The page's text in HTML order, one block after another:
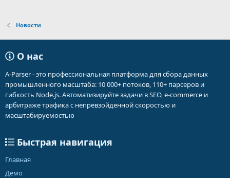
Новости
О нас
A-Parser - это профессиональная платформа для сбора данных
промышленного масштаба: 10 000+ потоков, 110+ парсеров и
гибкость Node.js. Автоматизируйте задачи в SEO, e-commerce и
арбитраже трафика с непревзойденной скоростью и
масштабируемостью
Быстрая навигация
Главная
Демо